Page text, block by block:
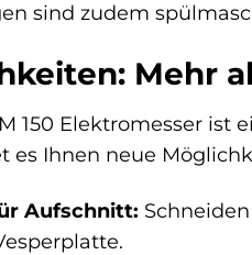
sind zudem
Mehr
150 Elektromesser ist
es Ihnen neue
Aufschnitt: